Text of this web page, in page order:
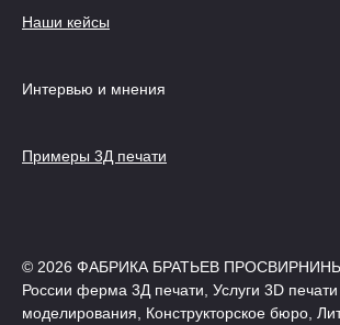
Наши кейсы
Интервью и мнения
Примеры 3Д печати
© 2026 ФАБРИКА БРАТЬЕВ
России ферма 3Д печати, Услуги 3D печати
моделирования, Конструкторское бюро,